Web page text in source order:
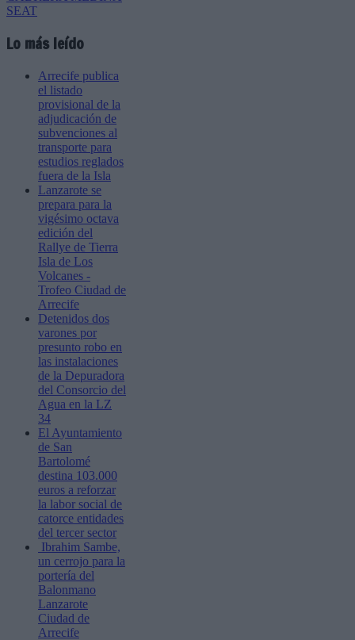
Lo más leído
Arrecife publica
el listado
provisional de la
adjudicación de
subvenciones al
transporte para
estudios reglados
fuera de la Isla
Lanzarote se
prepara para la
vigésimo octava
edición del
Rallye de Tierra
Isla de Los
Volcanes -
Trofeo Ciudad de
Arrecife
Detenidos dos
varones por
presunto robo en
las instalaciones
de la Depuradora
del Consorcio del
Agua en la LZ
34
El Ayuntamiento
de San
Bartolomé
destina 103.000
euros a reforzar
la labor social de
catorce entidades
del tercer sector
Ibrahim Sambe,
un cerrojo para la
portería del
Balonmano
Lanzarote
Ciudad de
Arrecife